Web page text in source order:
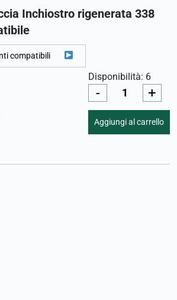
Inchiostro rigenerata 338
compatibili
Disponibilità: 6
- +
Aggiungi al carrello